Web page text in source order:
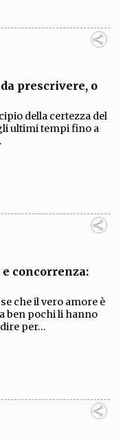
prescrivere, o
della certezza del
ultimi tempi fino a
concorrenza:
che il vero amore è
ben pochi li hanno
per...